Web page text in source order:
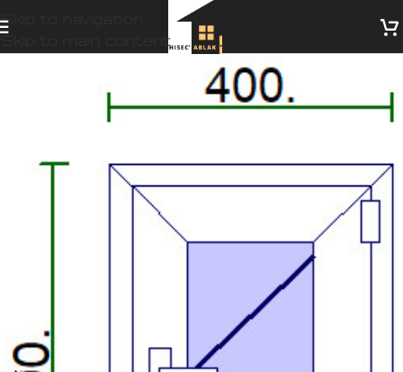
Skip to navigation
Skip to main content